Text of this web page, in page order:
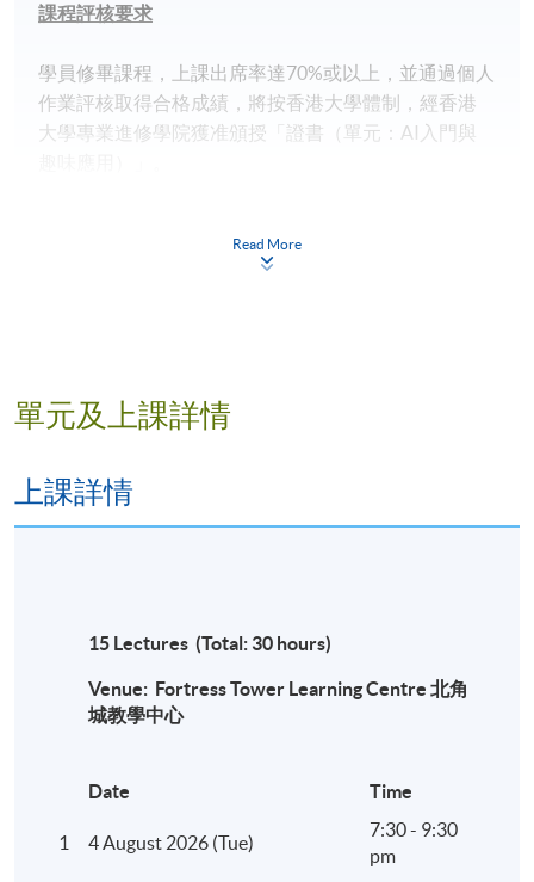
課程評核要求
學員修畢課程，上課出席率達70%或以上，並通過個人
作業評核取得合格成績，將按香港大學體制，經香港
大學專業進修學院獲准頒授「證書（單元：AI入門與
現時接受報名
日期 / 時間
北角城教學中心
Read More
單元及上課詳情
上課詳情
15 Lectures (Total: 30 hours)
Venue: Fortress Tower Learning Centre 北角
城教學中心
Date Time
1 4 August 2026 (Tue)
7:30 - 9:30
pm